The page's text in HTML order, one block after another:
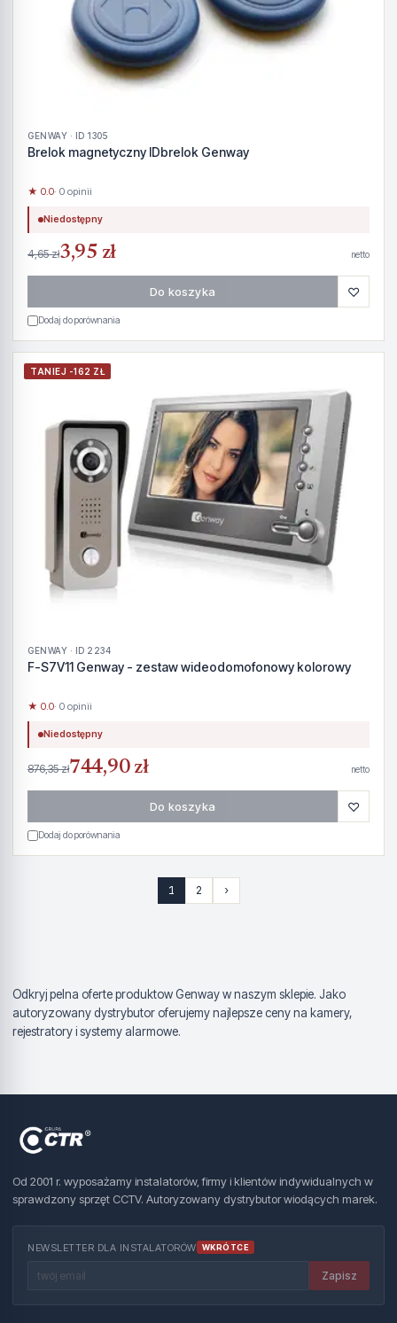
GENWAY · ID 1305
Brelok magnetyczny IDbrelok Genway
★ 0.0· 0 opinii
Niedostępny
4,65 zł3,95 zł netto
Do koszyka ♡
Dodaj do porównania
TANIEJ -162 ZŁ
GENWAY · ID 2234
F-S7V11 Genway - zestaw wideodomofonowy kolorowy
★ 0.0· 0 opinii
Niedostępny
876,35 zł744,90 zł netto
Do koszyka ♡
Dodaj do porównania
1 2 ›
Odkryj pelna oferte produktow Genway w naszym sklepie. Jako
autoryzowany dystrybutor oferujemy najlepsze ceny na kamery,
rejestratory i systemy alarmowe.
Od 2001 r. wyposażamy instalatorów, firmy i klientów indywidualnych w
sprawdzony sprzęt CCTV. Autoryzowany dystrybutor wiodących marek.
NEWSLETTER DLA INSTALATORÓW WKRÓTCE
Zapisz